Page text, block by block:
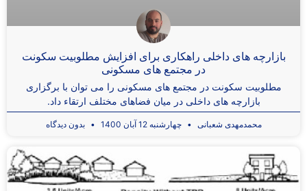
بازارچه های داخلی راهکاری برای افزایش مطلوبیت سکونت
در مجتمع های مسکونی
مطلوبیت سکونت در مجتمع های مسکونی را می توان با برگزاری
بازارچه های داخلی در میان فضاهای مختلف ارتقاء داد.
محمدمهدی شعبانی چهارشنبه 12 آبان 1400 بدون دیدگاه